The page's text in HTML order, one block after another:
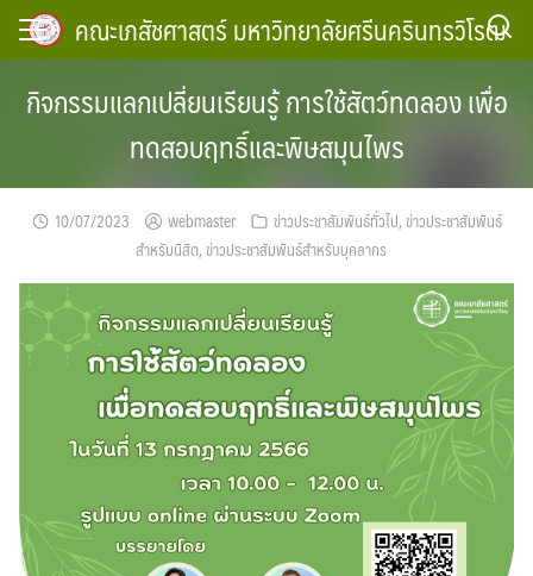
Skip
คณะเภสัชศาสตร์ มหาวิทยาลัยศรีนครินทรวิโรฒ
กิจกรรมแลกเปลี่ยนเรียนรู้ การใช้สัตว์ทดลอง เพื่อ
ทดสอบฤทธิ์และพิษสมุนไพร
10/07/2023 webmaster ข่าวประชาสัมพันธ์ทั่วไป,ข่าวประชาสัมพันธ์
สำหรับนิสิต,ข่าวประชาสัมพันธ์สำหรับบุคลากร